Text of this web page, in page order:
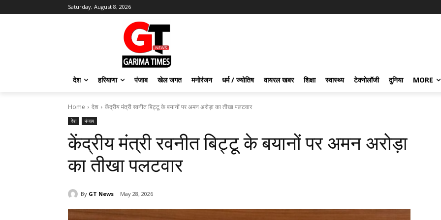
Saturday, August 8, 2026
देश हरियाणा पंजाब खेल जगत मनोरंजन धर्म / ज्योतिष वायरल खबर शिक्षा स्वास्थ्य टेक्नोलॉजी दुनिया MORE
Home देश केंद्रीय मंत्री रवनीत बिट्टू के बयानों पर अमन अरोड़ा का तीखा पलटवार
देश पंजाब
केंद्रीय मंत्री रवनीत बिट्टू के बयानों पर अमन अरोड़ा
का तीखा पलटवार
By GT News May 28, 2026